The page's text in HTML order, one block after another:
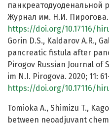
панкреатодуоденальной
Журнал им. Н.И. Пирогова.
https://doi.org/10.17116/
Gorin D.S., Kaldarov A.R.,
pancreatic fistula after
Pirogov Russian Journal of
im N.I. Pirogova. 2020; 11:
https://doi.org/10.17116/
Tomioka A., Shimizu T.,
between neoadjuvant